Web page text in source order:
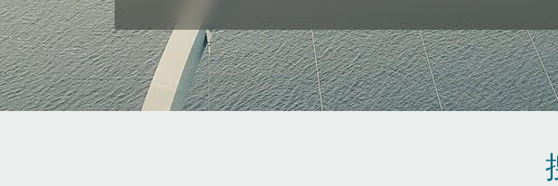
Debt Recovery
Emergency Response & Crisis
Management
数据保护与隐私权
劳动、养老金和移民n
能源、海洋与贸易
保险和再保险
Cyber Risk
Employers' & Public Liability
PPP/PFI
Public Procurement
Financial Services
Fraud & White-Collar Crime
争议融资
HR Eco Audit
约翰内斯堡
内罗比 – 联营办公室
重庆
香港
圣地亚哥 – 联营办公室
圣保罗
迪拜
吉达
芝加哥
达拉斯
布里斯托尔
德里